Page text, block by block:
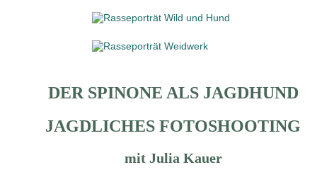
DER SPINONE ALS JAGDHUND
JAGDLICHES FOTOSHOOTING
mit Julia Kauer